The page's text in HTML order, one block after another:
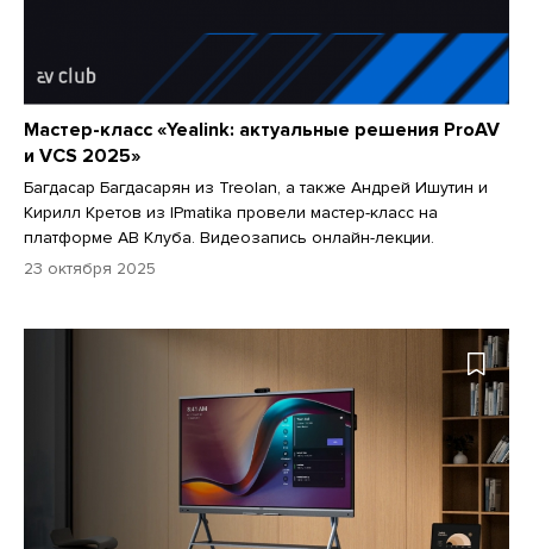
Мастер-класс «Yealink: актуальные решения ProAV
и VCS 2025»
Багдасар Багдасарян из Treolan, а также Андрей Ишутин и
Кирилл Кретов из IPmatika провели мастер-класс на
платформе АВ Клуба. Видеозапись онлайн-лекции.
23 октября 2025